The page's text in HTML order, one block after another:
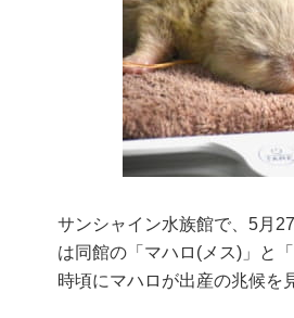
サンシャイン水族館で、5月
は同館の「マハロ(メス)」と
時頃にマハロが出産の兆候を